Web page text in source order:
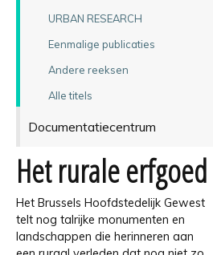
URBAN RESEARCH
Eenmalige publicaties
Andere reeksen
Alle titels
Documentatiecentrum
Het rurale erfgoed
Het Brussels Hoofdstedelijk Gewest
telt nog talrijke monumenten en
landschappen die herinneren aan